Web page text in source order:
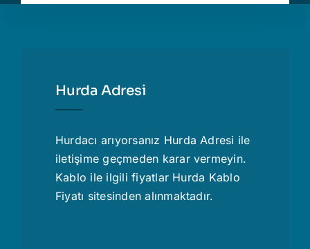
Hurda Adresi
Hurdacı arıyorsanız Hurda Adresi ile
iletişime geçmeden karar vermeyin.
Kablo ile ilgili fiyatlar Hurda Kablo
Fiyatı sitesinden alınmaktadır.